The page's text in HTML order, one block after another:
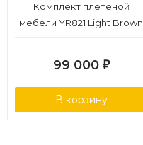
Гарантийный срок - 1 год
Комплект плетеной
мебели YR821 Light Brown
99 000 ₽
В корзину